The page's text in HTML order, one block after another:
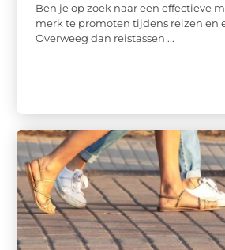
Ben je op zoek naar een effectieve
merk te promoten tijdens reizen en
Overweeg dan reistassen ...